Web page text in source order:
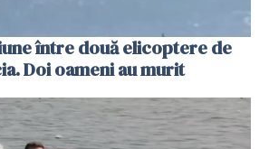
între două elicoptere de
Doi oameni au murit